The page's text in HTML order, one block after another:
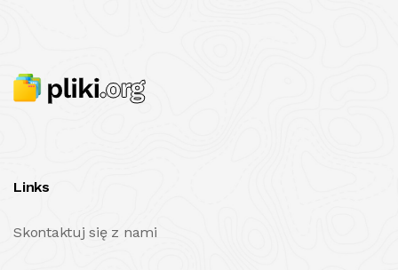
Links
Skontaktuj się z nami